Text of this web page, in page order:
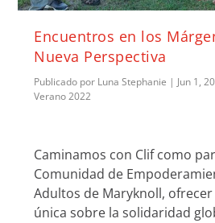
Encuentros en los
Nueva Perspectiva
Publicado por Luna Stephanie | Jun 1,
Verano 2022
Caminamos con Clif como
Comunidad de
Adultos de Maryknoll,
única sobre la solidaridad